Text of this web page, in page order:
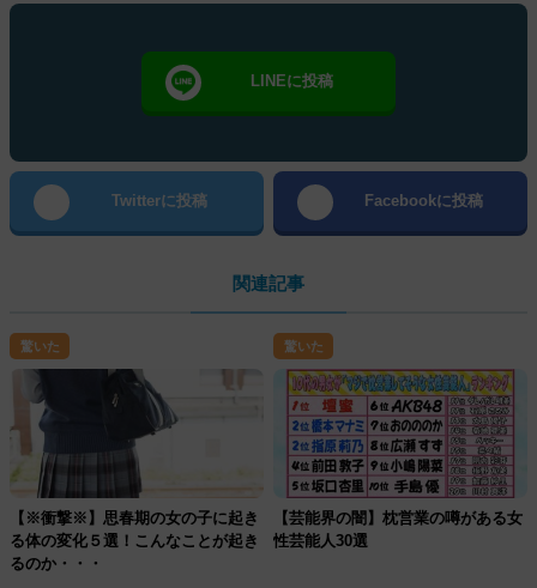
LINEに投稿
Twitterに投稿 Facebookに投稿
関連記事
驚いた
【※衝撃※】思春期の女の子に起き
る体の変化５選！こんなことが起き
るのか・・・
驚いた
【芸能界の闇】枕営業の噂がある女
性芸能人30選